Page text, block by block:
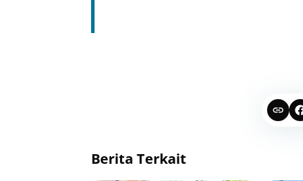
Berita Terkait